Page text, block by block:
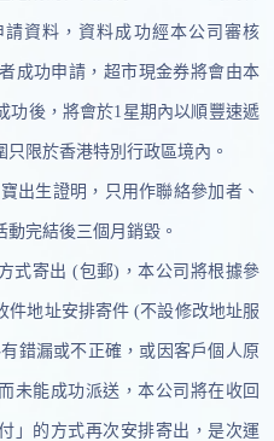
請資料，資料成功經本公司審核
成功申請，超市現金券將會由本
功後，將會於1星期內以順豐速遞
限於香港特別行政區境內。
出生證明，只用作聯絡參加者、
完結後三個月銷毀。
式寄出 (包郵)，本公司將根據參
件地址安排寄件 (不設修改地址服
錯漏或不正確，或因客戶個人原
未能成功派送，本公司將在收回
」的方式再次安排寄出，是次運